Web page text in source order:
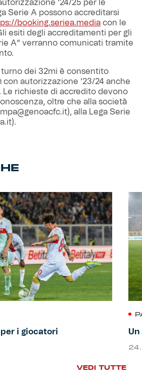
‘24/25 per le
Serie A possono accreditarsi
booking.seriea.media con le
esiti degli accreditamenti per gli
A” verranno comunicati tramite
dei 32mi è consentito
con autorizzazione ‘23/24 anche
Le richieste di accredito devono
oltre che alla società
alla Lega Serie
i giocatori
Un
VEDI TUTTE